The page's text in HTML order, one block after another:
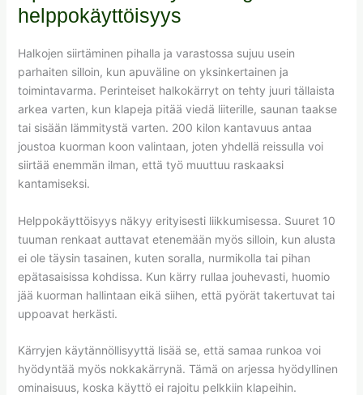
helppokäyttöisyys
Halkojen siirtäminen pihalla ja varastossa sujuu usein
parhaiten silloin, kun apuväline on yksinkertainen ja
toimintavarma. Perinteiset halkokärryt on tehty juuri tällaista
arkea varten, kun klapeja pitää viedä liiterille, saunan taakse
tai sisään lämmitystä varten. 200 kilon kantavuus antaa
joustoa kuorman koon valintaan, joten yhdellä reissulla voi
siirtää enemmän ilman, että työ muuttuu raskaaksi
kantamiseksi.
Helppokäyttöisyys näkyy erityisesti liikkumisessa. Suuret 10
tuuman renkaat auttavat etenemään myös silloin, kun alusta
ei ole täysin tasainen, kuten soralla, nurmikolla tai pihan
epätasaisissa kohdissa. Kun kärry rullaa jouhevasti, huomio
jää kuorman hallintaan eikä siihen, että pyörät takertuvat tai
uppoavat herkästi.
Kärryjen käytännöllisyyttä lisää se, että samaa runkoa voi
hyödyntää myös nokkakärrynä. Tämä on arjessa hyödyllinen
ominaisuus, koska käyttö ei rajoitu pelkkiin klapeihin.